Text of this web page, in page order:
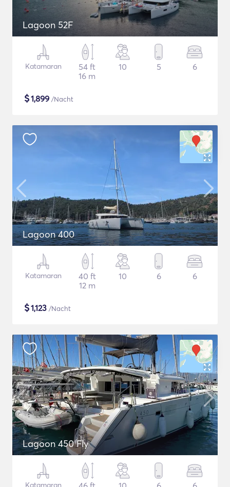
Lagoon 52F
Katamaran
54 ft
16 m
10 5 6
$1,899 /Nacht
Lagoon 400
Katamaran
40 ft
12 m
10 6 6
$1,123 /Nacht
Lagoon 450 Fly
Katamaran